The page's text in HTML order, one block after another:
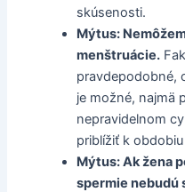
skúsenosti.
Mýtus:
menštruácie.
pravdepodobné,
je možné, najmä
nepravidelnom
priblížiť k
Mýtus: Ak žena
spermie nebudú